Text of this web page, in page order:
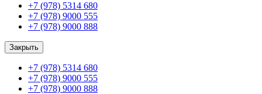
+7 (978) 5314 680
+7 (978) 9000 555
+7 (978) 9000 888
Закрыть
+7 (978) 5314 680
+7 (978) 9000 555
+7 (978) 9000 888